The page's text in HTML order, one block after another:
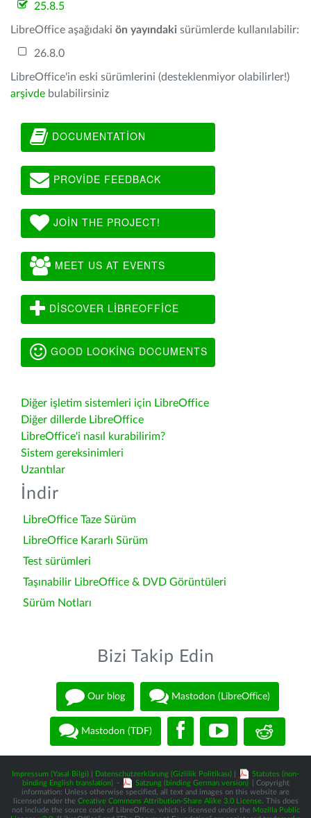
25.8.5
LibreOffice aşağıdaki ön yayındaki sürümlerde kullanılabilir:
26.8.0
LibreOffice'in eski sürümlerini (desteklenmiyor olabilirler!)
arşivde bulabilirsiniz
DOCUMENTATION
PROVIDE FEEDBACK
JOIN THE PROJECT!
MEET US AT EVENTS
DISCOVER LIBREOFFICE
GOOD LOOKING DOCUMENTS
Diğer işletim sistemleri için LibreOffice
Diğer dillerde LibreOffice
LibreOffice'i nasıl kurabilirim?
Sistem gereksinimleri
Uzantılar
İndir
LibreOffice Taze Sürüm
LibreOffice Kararlı Sürüm
Test sürümleri
Taşınabilir LibreOffice & DVD Görüntüleri
Sürüm Notları
Bizi Takip Edin
Our blog Mastodon (LibreOffice)
Mastodon (TDF)
Impressum (Yasal Bilgi) Datenschutzerklärung (Gizlilik Politikası)
Statutes (non-
binding English translation) - Satzung (binding German version)
| Copyright
information: Unless otherwise specified, all text and images on this website are
licensed under the Creative Commons Attribution-Share Alike 3.0 License. This does
not include the source code of LibreOffice, which is licensed under the Mozilla Public